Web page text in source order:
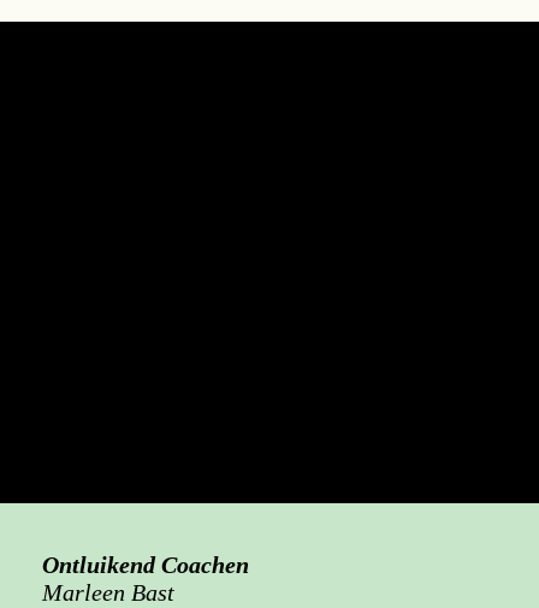
Ontluikend Coachen
Marleen Bast